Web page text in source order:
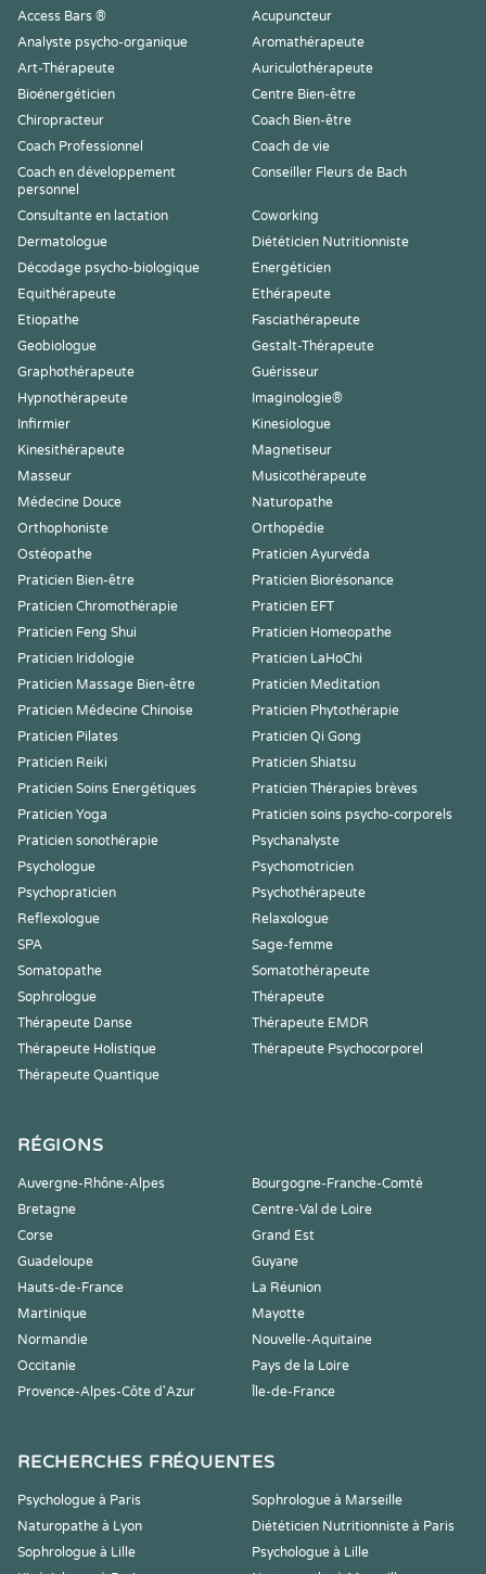
Access Bars ®
Acupuncteur
Analyste psycho-organique
Aromathérapeute
Art-Thérapeute
Auriculothérapeute
Bioénergéticien
Centre Bien-être
Chiropracteur
Coach Bien-être
Coach Professionnel
Coach de vie
Coach en développement
personnel
Conseiller Fleurs de Bach
Consultante en lactation
Coworking
Dermatologue
Diététicien Nutritionniste
Décodage psycho-biologique
Energéticien
Equithérapeute
Ethérapeute
Etiopathe
Fasciathérapeute
Geobiologue
Gestalt-Thérapeute
Graphothérapeute
Guérisseur
Hypnothérapeute
Imaginologie®
Infirmier
Kinesiologue
Kinesithérapeute
Magnetiseur
Masseur
Musicothérapeute
Médecine Douce
Naturopathe
Orthophoniste
Orthopédie
Ostéopathe
Praticien Ayurvéda
Praticien Bien-être
Praticien Biorésonance
Praticien Chromothérapie
Praticien EFT
Praticien Feng Shui
Praticien Homeopathe
Praticien Iridologie
Praticien LaHoChi
Praticien Massage Bien-être
Praticien Meditation
Praticien Médecine Chinoise
Praticien Phytothérapie
Praticien Pilates
Praticien Qi Gong
Praticien Reiki
Praticien Shiatsu
Praticien Soins Energétiques
Praticien Thérapies brèves
Praticien Yoga
Praticien soins psycho-corporels
Praticien sonothérapie
Psychanalyste
Psychologue
Psychomotricien
Psychopraticien
Psychothérapeute
Reflexologue
Relaxologue
SPA
Sage-femme
Somatopathe
Somatothérapeute
Sophrologue
Thérapeute
Thérapeute Danse
Thérapeute EMDR
Thérapeute Holistique
Thérapeute Psychocorporel
Thérapeute Quantique
RÉGIONS
Auvergne-Rhône-Alpes
Bourgogne-Franche-Comté
Bretagne
Centre-Val de Loire
Corse
Grand Est
Guadeloupe
Guyane
Hauts-de-France
La Réunion
Martinique
Mayotte
Normandie
Nouvelle-Aquitaine
Occitanie
Pays de la Loire
Provence-Alpes-Côte d'Azur
Île-de-France
RECHERCHES FRÉQUENTES
Psychologue à Paris
Sophrologue à Marseille
Naturopathe à Lyon
Diététicien Nutritionniste à Paris
Sophrologue à Lille
Psychologue à Lille